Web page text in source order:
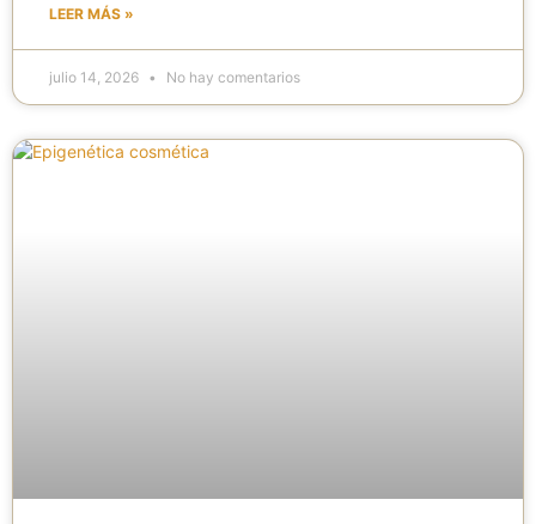
LEER MÁS »
julio 14, 2026 No hay comentarios